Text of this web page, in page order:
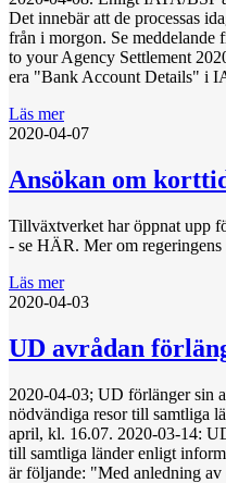
Det innebär att de processas
från i morgon. Se meddelande
to your Agency Settlement
era "Bank Account Details" i
Läs mer
2020-04-07
Ansökan om
Tillväxtverket har öppnat upp
- se HÄR. Mer om
Läs mer
2020-04-03
UD avrådan
2020-04-03; UD förlänger sin
nödvändiga resor till samtliga
april, kl. 16.07. 2020-03-14:
till samtliga länder enligt
är följande: "Med anledning av